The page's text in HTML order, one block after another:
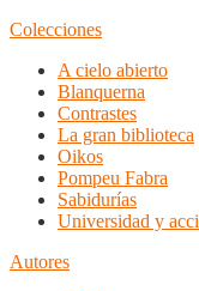
Colecciones
A cielo abierto
Blanquerna
Contrastes
La gran biblioteca
Oikos
Pompeu Fabra
Sabidurías
Universidad y
Autores